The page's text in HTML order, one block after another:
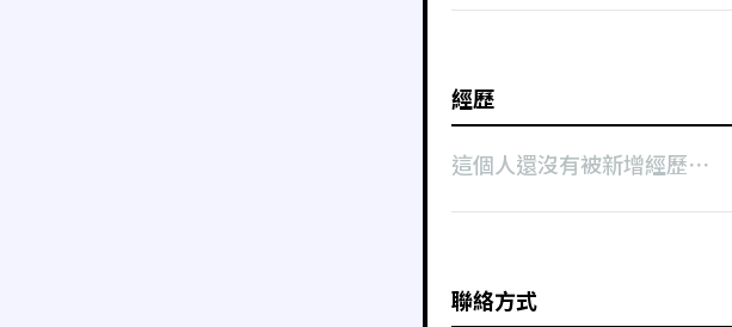
經歷
這個人還沒有被新增經歷⋯
聯絡方式